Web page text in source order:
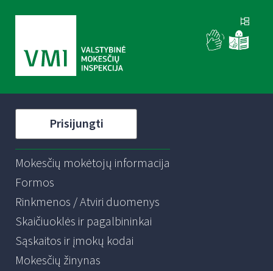
Prisijungti
Mokesčių mokėtojų informacija
Formos
Rinkmenos / Atviri duomenys
Skaičiuoklės ir pagalbininkai
Sąskaitos ir įmokų kodai
Mokesčių žinynas